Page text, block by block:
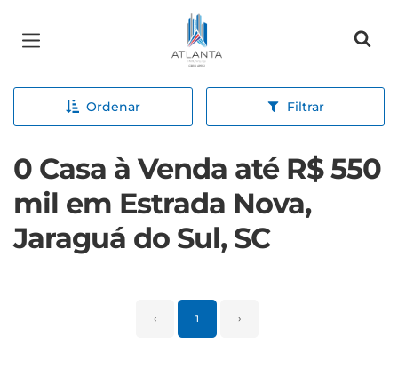
Página inicial
Ordenar Filtrar
0 Casa à Venda até R$ 550
mil em Estrada Nova,
Jaraguá do Sul, SC
‹ 1 ›